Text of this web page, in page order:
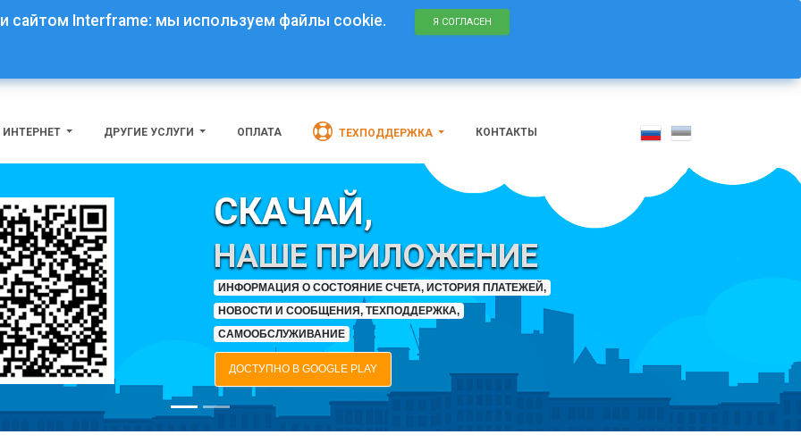
сайтом Interframe: мы используем файлы cookie. Я СОГЛАСЕН
ИНТЕРНЕТ ДРУГИЕ УСЛУГИ ОПЛАТА ТЕХПОДДЕРЖКА КОНТАКТЫ
СКАЧАЙ,
НАШЕ ПРИЛОЖЕНИЕ
ИНФОРМАЦИЯ О СОСТОЯНИЕ СЧЕТА, ИСТОРИЯ ПЛАТЕЖЕЙ,
НОВОСТИ И СООБЩЕНИЯ, ТЕХПОДДЕРЖКА,
САМООБСЛУЖИВАНИЕ
ДОСТУПНО В GOOGLE PLAY